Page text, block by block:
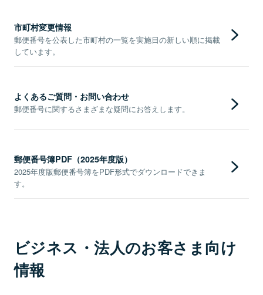
市町村変更情報
郵便番号を公表した市町村の一覧を実施日の新しい順に掲載
しています。
よくあるご質問・お問い合わせ
郵便番号に関するさまざまな疑問にお答えします。
郵便番号簿PDF（2025年度版）
2025年度版郵便番号簿をPDF形式でダウンロードできま
す。
ビジネス・法人のお客さま向け
情報